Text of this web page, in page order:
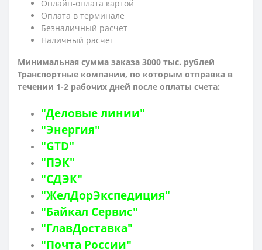
Онлайн-оплата картой
Оплата в терминале
Безналичный расчет
Наличный расчет
Минимальная сумма заказа 3000 тыс. рублей
Транспортные компании, по которым отправка в
течении 1-2 рабочих дней после оплаты счета:
"Деловые линии"
"Энергия"
"GTD"
"ПЭК"
"СДЭК"
"ЖелДорЭкспедиция"
"Байкал Сервис"
"ГлавДоставка"
"Почта России"